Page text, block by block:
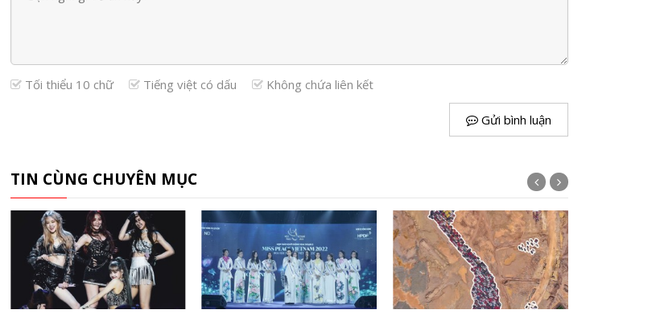
Tối thiểu 10 chữ Tiếng việt có dấu Không chứa liên kết
Gửi bình luận
TIN CÙNG CHUYÊN MỤC